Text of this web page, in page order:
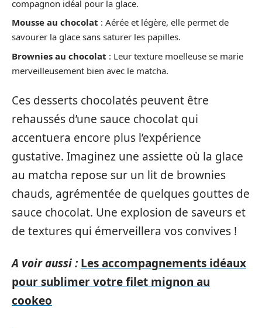
compagnon idéal pour la glace.
Mousse au chocolat : Aérée et légère, elle permet de
savourer la glace sans saturer les papilles.
Brownies au chocolat : Leur texture moelleuse se marie
merveilleusement bien avec le matcha.
Ces desserts chocolatés peuvent être
rehaussés d’une sauce chocolat qui
accentuera encore plus l’expérience
gustative. Imaginez une assiette où la glace
au matcha repose sur un lit de brownies
chauds, agrémentée de quelques gouttes de
sauce chocolat. Une explosion de saveurs et
de textures qui émerveillera vos convives !
A voir aussi : Les accompagnements idéaux
pour sublimer votre filet mignon au
cookeo